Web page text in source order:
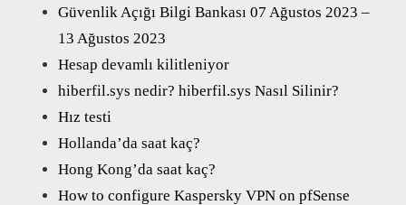
Güvenlik Açığı Bilgi Bankası 07 Ağustos 2023 –
13 Ağustos 2023
Hesap devamlı kilitleniyor
hiberfil.sys nedir? hiberfil.sys Nasıl Silinir?
Hız testi
Hollanda’da saat kaç?
Hong Kong’da saat kaç?
How to configure Kaspersky VPN on pfSense